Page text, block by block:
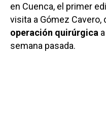
en Cuenca, el primer
visita a Gómez Cavero,
operación quirúrgica
semana pasada.